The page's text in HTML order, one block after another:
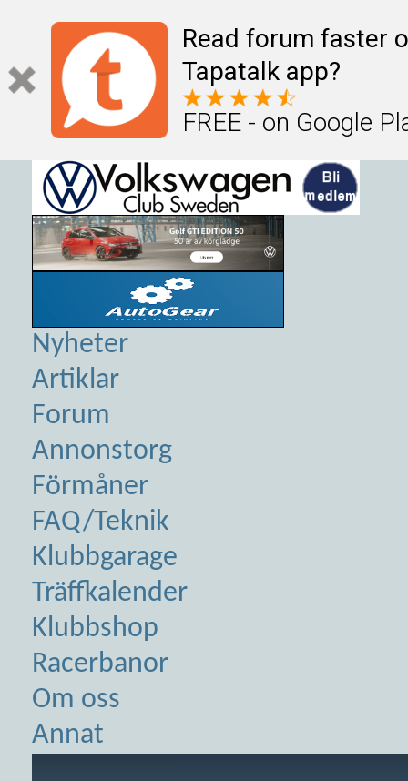
Read forum faster
Tapatalk app?
FREE - on Google
Nyheter
Artiklar
Forum
Annonstorg
Förmåner
FAQ/Teknik
Klubbgarage
Träffkalender
Klubbshop
Racerbanor
Om oss
Annat